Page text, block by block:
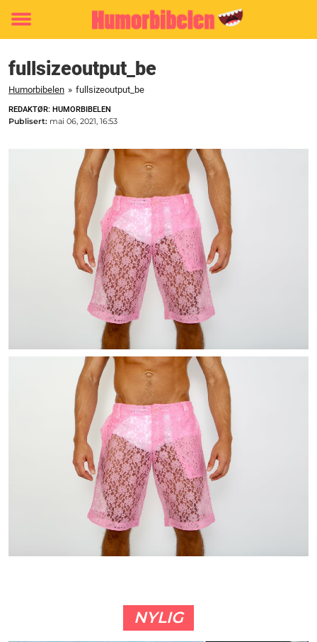
Toggle
fullsizeoutput_be
Humorbibelen » fullsizeoutput_be
REDAKTØR: HUMORBIBELEN
Publisert: mai 06, 2021, 16:53
NYLIG